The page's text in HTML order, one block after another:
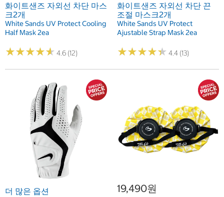
화이트샌즈 자외선 차단 마스
크2개
White Sands UV Protect Cooling
Half Mask 2ea
★★★★★
★★★★★ 4.6 (12)
화이트샌즈 자외선 차단 끈
조절 마스크2개
White Sands UV Protect
Ajustable Strap Mask 2ea
★★★★★
★★★★★ 4.4 (13)
더 많은 옵션 19,490원